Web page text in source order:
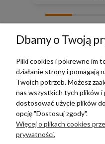
Dbamy o Twoją
Pliki cookies i pokrewne im
działanie strony i pomagają
Twoich potrzeb. Możesz
nas wszystkich tych plików i
dostosować użycie plików
opcję "Dostosuj zgody".
Więcej o plikach cookies
prywatności.